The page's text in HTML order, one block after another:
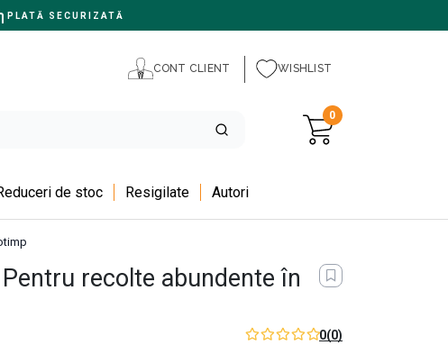
PLATĂ SECURIZATĂ
CONT CLIENT WISHLIST
0
de stoc Resigilate Autori
recolte abundente în
0(0)